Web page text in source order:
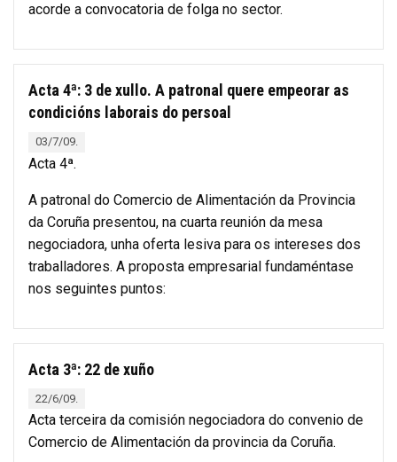
acorde a convocatoria de folga no sector.
Acta 4ª: 3 de xullo. A patronal quere empeorar as
condicións laborais do persoal
03/7/09.
Acta 4ª.
A patronal do Comercio de Alimentación da Provincia
da Coruña presentou, na cuarta reunión da mesa
negociadora, unha oferta lesiva para os intereses dos
traballadores. A proposta empresarial fundaméntase
nos seguintes puntos:
Acta 3ª: 22 de xuño
22/6/09.
Acta terceira da comisión negociadora do convenio de
Comercio de Alimentación da provincia da Coruña.